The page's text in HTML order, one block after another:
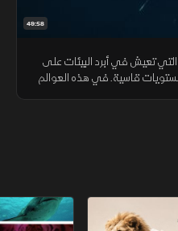
49:58
تعيش في أبرد البيئات على
قاسية. في هذه العوالم
البرية الحواس البرية